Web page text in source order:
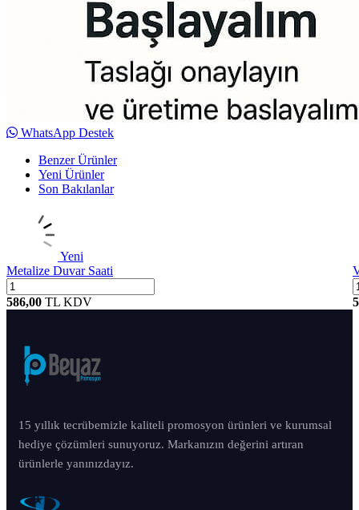
WhatsApp Destek
Benzer Ürünler
Yeni Ürünler
Son Bakılanlar
Yeni
Metalize Duvar Saati
586,00 TL KDV
15 yıllık tecrübemizle kaliteli promosyon ürünleri ve kurumsal
hediye çözümleri sunuyoruz. Markanızın değerini artıran
ürünlerle yanınızdayız.